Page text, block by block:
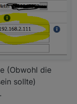
(Obwohl die
sollte)